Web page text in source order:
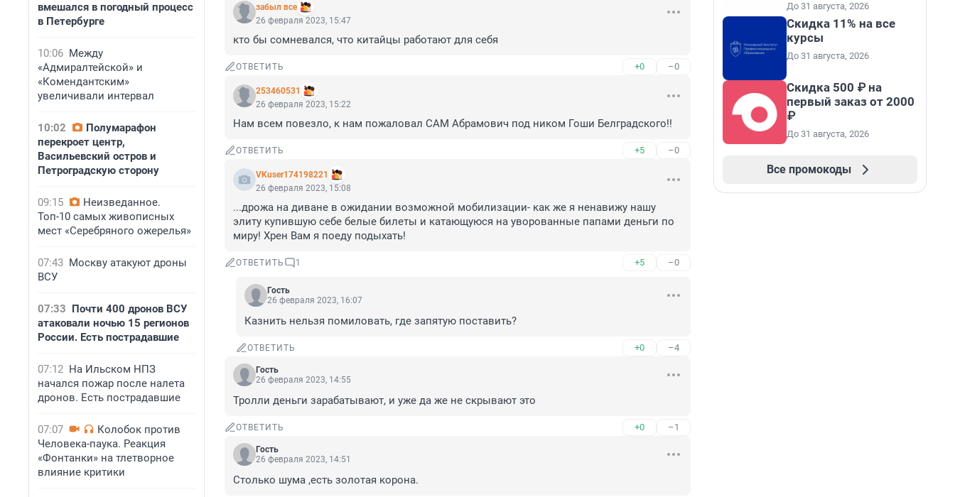
вмешался в погодный процесс
в Петербурге
10:06 Между
«Адмиралтейской» и
«Комендантским»
увеличивали интервал
10:02
Полумарафон
перекроет центр,
Васильевский остров и
Петроградскую сторону
09:15
Неизведанное.
Топ-10 самых живописных
мест «Серебряного ожерелья»
07:43 Москву атакуют дроны
ВСУ
07:33 Почти 400 дронов ВСУ
атаковали ночью 15 регионов
России. Есть пострадавшие
07:12 На Ильском НПЗ
начался пожар после налета
дронов. Есть пострадавшие
07:07
Колобок против
Человека-паука. Реакция
«Фонтанки» на тлетворное
влияние критики
забыл все
26 февраля 2023, 15:47
кто бы сомневался, что китайцы работают для себя
ОТВЕТИТЬ +0 –0
253460531
26 февраля 2023, 15:22
Нам всем повезло, к нам пожаловал САМ Абрамович под ником Гоши Белградского!!
ОТВЕТИТЬ +5 –0
VKuser174198221
26 февраля 2023, 15:08
...дрожа на диване в ожидании возможной мобилизации- как же я ненавижу нашу
элиту купившую себе белые билеты и катающуюся на уворованные папами деньги по
миру! Хрен Вам я поеду подыхать!
ОТВЕТИТЬ 1 +5 –0
Гость
26 февраля 2023, 16:07
Казнить нельзя помиловать, где запятую поставить?
ОТВЕТИТЬ +0 –4
Гость
26 февраля 2023, 14:55
Тролли деньги зарабатывают, и уже да же не скрывают это
ОТВЕТИТЬ +0 –1
Гость
26 февраля 2023, 14:51
Столько шума ,есть золотая корона.
До 31 августа, 2026
Скидка 11% на все
курсы
До 31 августа, 2026
Скидка 500 ₽ на
первый заказ от 2000
₽
До 31 августа, 2026
Все промокоды